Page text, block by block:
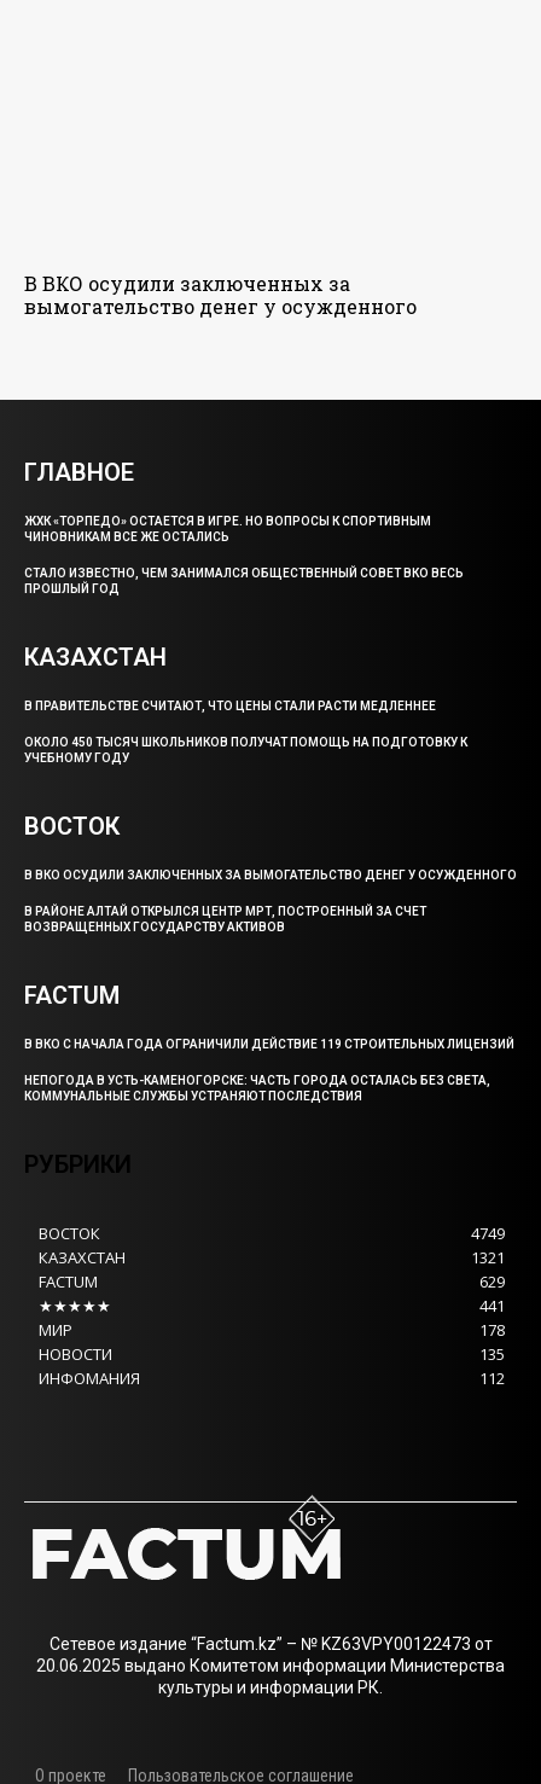
В ВКО осудили заключенных за
вымогательство денег у осужденного
ГЛАВНОЕ
ЖХК «ТОРПЕДО» ОСТАЕТСЯ В ИГРЕ. НО ВОПРОСЫ К СПОРТИВНЫМ
ЧИНОВНИКАМ ВСЕ ЖЕ ОСТАЛИСЬ
СТАЛО ИЗВЕСТНО, ЧЕМ ЗАНИМАЛСЯ ОБЩЕСТВЕННЫЙ СОВЕТ ВКО ВЕСЬ
ПРОШЛЫЙ ГОД
КАЗАХСТАН
В ПРАВИТЕЛЬСТВЕ СЧИТАЮТ, ЧТО ЦЕНЫ СТАЛИ РАСТИ МЕДЛЕННЕЕ
ОКОЛО 450 ТЫСЯЧ ШКОЛЬНИКОВ ПОЛУЧАТ ПОМОЩЬ НА ПОДГОТОВКУ К
УЧЕБНОМУ ГОДУ
ВОСТОК
В ВКО ОСУДИЛИ ЗАКЛЮЧЕННЫХ ЗА ВЫМОГАТЕЛЬСТВО ДЕНЕГ У ОСУЖДЕННОГО
В РАЙОНЕ АЛТАЙ ОТКРЫЛСЯ ЦЕНТР МРТ, ПОСТРОЕННЫЙ ЗА СЧЕТ
ВОЗВРАЩЕННЫХ ГОСУДАРСТВУ АКТИВОВ
FACTUM
В ВКО С НАЧАЛА ГОДА ОГРАНИЧИЛИ ДЕЙСТВИЕ 119 СТРОИТЕЛЬНЫХ ЛИЦЕНЗИЙ
НЕПОГОДА В УСТЬ-КАМЕНОГОРСКЕ: ЧАСТЬ ГОРОДА ОСТАЛАСЬ БЕЗ СВЕТА,
КОММУНАЛЬНЫЕ СЛУЖБЫ УСТРАНЯЮТ ПОСЛЕДСТВИЯ
РУБРИКИ
ВОСТОК
4749
КАЗАХСТАН
1321
FACTUM
629
★★★★★
441
МИР
178
НОВОСТИ
135
ИНФОМАНИЯ
112
Сетевое издание “Factum.kz” – № KZ63VPY00122473 от
20.06.2025 выдано Комитетом информации Министерства
культуры и информации РК.
О проекте Пользовательское соглашение